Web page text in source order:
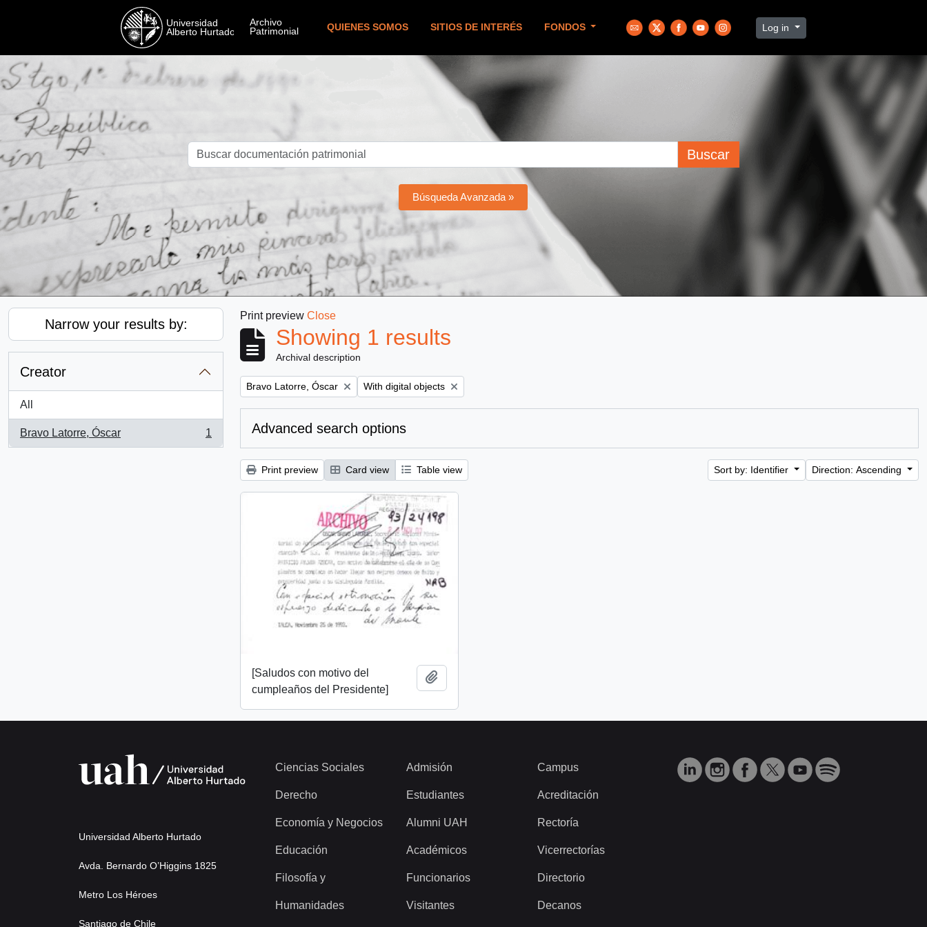
QUIENES SOMOS SITIOS DE INTERÉS FONDOS Log in
Buscar
Búsqueda Avanzada »
Narrow your results by:
Creator
All
Bravo Latorre, Óscar
, 1 results
1
Print preview Close
Showing 1 results
Archival description
Remove filter:
Bravo Latorre, Óscar Remove filter:
With digital objects
Advanced search options
Print preview Card view Table view Sort by: Identifier Direction: Ascending
[Saludos con motivo del
cumpleaños del Presidente]
Universidad Alberto Hurtado
Avda. Bernardo O’Higgins 1825
Metro Los Héroes
Santiago de Chile
Ciencias Sociales
Derecho
Economía y Negocios
Educación
Filosofía y
Humanidades
Admisión
Estudiantes
Alumni UAH
Académicos
Funcionarios
Visitantes
Campus
Acreditación
Rectoría
Vicerrectorías
Directorio
Decanos